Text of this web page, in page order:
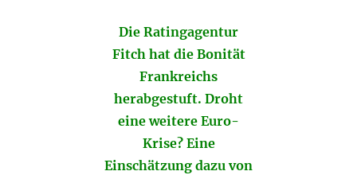
Die Ratingagentur
Fitch hat die Bonität
Frankreichs
herabgestuft. Droht
eine weitere Euro-
Krise? Eine
Einschätzung dazu von